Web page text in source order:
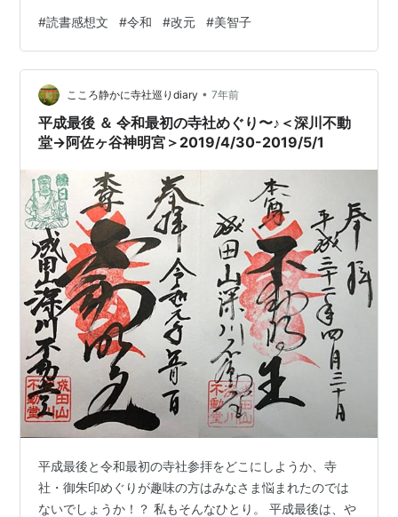
をまとい祈る。そうすることで追い求めたのだ。昭和と
違い，戦時下とはならなかったものの，平成という時代
も，震災，火山噴火，テロ，経済危機など人々の生活を
揺るがす事態が続いた動乱の時代である。決して穏やか
とは言い切れぬ時代だった。 第一線を退き，一つの時代
の区切りとなる「改元」を迎えたとは言え…
#読書感想文 #令和 #改元 #美智子
こころ静かに寺社巡りdiary • 7年前
平成最後 ＆ 令和最初の寺社めぐり〜♪＜深川不動
堂→阿佐ヶ谷神明宮＞2019/4/30-2019/5/1
平成最後と令和最初の寺社参拝をどこにしようか、寺
社・御朱印めぐりが趣味の方はみなさま悩まれたのでは
ないでしょうか！？ 私もそんなひとり。 平成最後は、や